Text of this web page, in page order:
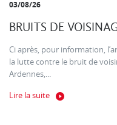
03/08/26
BRUITS DE
Ci après, pour information,
la lutte contre le bruit de
Ardennes,...
Lire la suite